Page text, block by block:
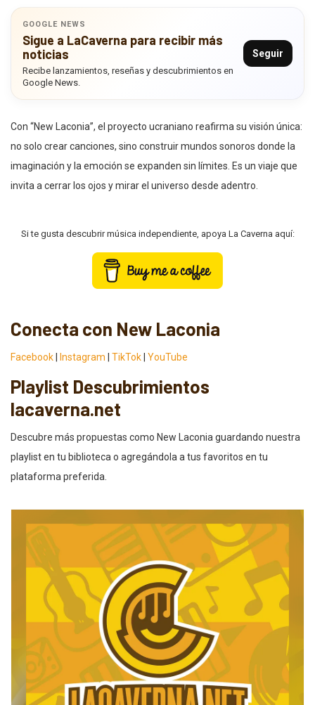
GOOGLE NEWS
Sigue a LaCaverna para recibir más
noticias
Recibe lanzamientos, reseñas y descubrimientos en
Google News.
Seguir
Con “New Laconia”, el proyecto ucraniano reafirma su visión única:
no solo crear canciones, sino construir mundos sonoros donde la
imaginación y la emoción se expanden sin límites. Es un viaje que
invita a cerrar los ojos y mirar el universo desde adentro.
Si te gusta descubrir música independiente, apoya La Caverna aquí:
Conecta con New Laconia
Facebook Instagram TikTok YouTube
Playlist Descubrimientos
lacaverna.net
Descubre más propuestas como New Laconia guardando nuestra
playlist en tu biblioteca o agregándola a tus favoritos en tu
plataforma preferida.